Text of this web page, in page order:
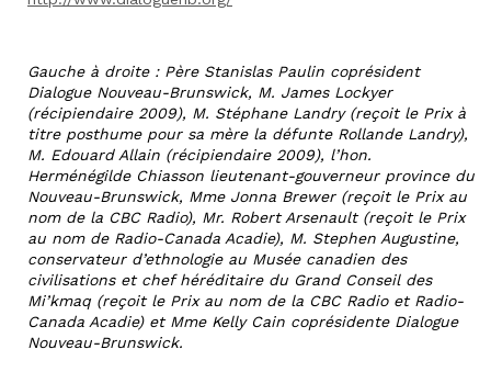
Gauche à droite : Père Stanislas Paulin coprésident
Dialogue Nouveau-Brunswick, M. James Lockyer
(récipiendaire 2009), M. Stéphane Landry (reçoit le Prix à
titre posthume pour sa mère la défunte Rollande Landry),
M. Edouard Allain (récipiendaire 2009), l’hon.
Herménégilde Chiasson lieutenant-gouverneur province du
Nouveau-Brunswick, Mme Jonna Brewer (reçoit le Prix au
nom de la CBC Radio), Mr. Robert Arsenault (reçoit le Prix
au nom de Radio-Canada Acadie), M. Stephen Augustine,
conservateur d’ethnologie au Musée canadien des
civilisations et chef héréditaire du Grand Conseil des
Mi’kmaq (reçoit le Prix au nom de la CBC Radio et Radio-
Canada Acadie) et Mme Kelly Cain coprésidente Dialogue
Nouveau-Brunswick.